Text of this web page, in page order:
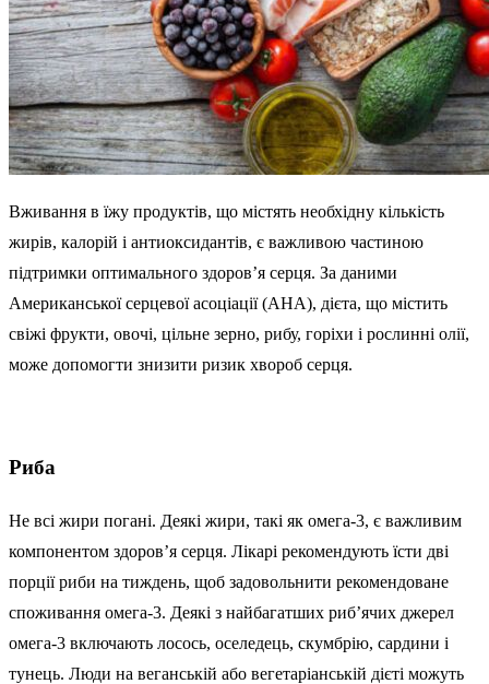
Вживання в їжу продуктів, що містять необхідну кількість
жирів, калорій і антиоксидантів, є важливою частиною
підтримки оптимального здоров’я серця. За даними
Американської серцевої асоціації (AHA), дієта, що містить
свіжі фрукти, овочі, цільне зерно, рибу, горіхи і рослинні олії,
може допомогти знизити ризик хвороб серця.
Риба
Не всі жири погані. Деякі жири, такі як омега-3, є важливим
компонентом здоров’я серця. Лікарі рекомендують їсти дві
порції риби на тиждень, щоб задовольнити рекомендоване
споживання омега-3. Деякі з найбагатших риб’ячих джерел
омега-3 включають лосось, оселедець, скумбрію, сардини і
тунець. Люди на веганській або вегетаріанській дієті можуть